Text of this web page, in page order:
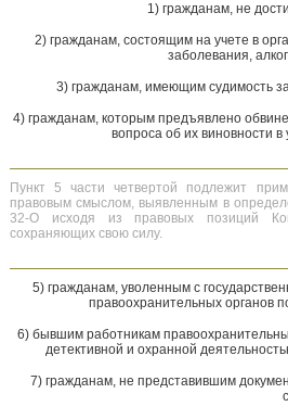
1) гражданам, не
2) гражданам, состоящим на учете в
заболевания,
3) гражданам, имеющим судимость
4) гражданам, которым предъявлено
вопроса об их виновности
Пункт 5 части четвертой подлежит
правовым смыслом, выявленным в
32-О исходя из правовых позиций
сохраняющих свою силу.
5) гражданам, уволенным с
правоохранительных органов
6) бывшим работникам
детективной и охранной
7) гражданам, не представившим